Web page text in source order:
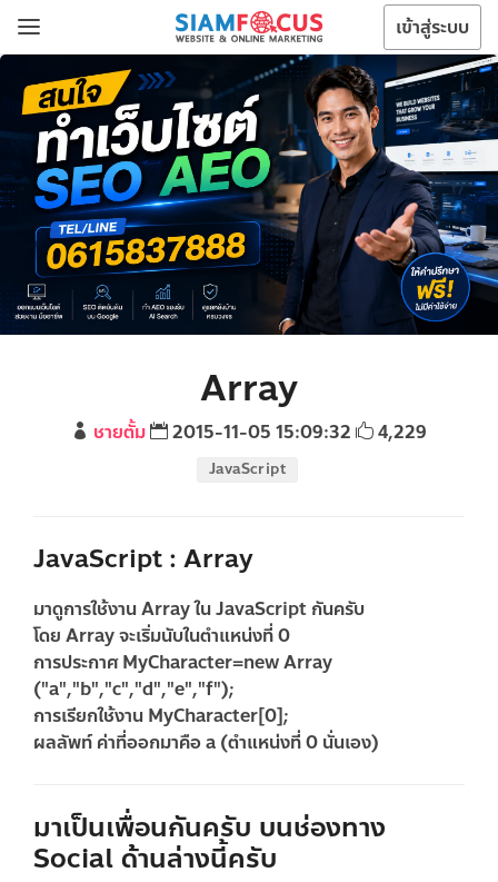
เข้าสู่ระบบ
Array
ชายตั้ม 2015-11-05 15:09:32 4,229
JavaScript
JavaScript : Array
มาดูการใช้งาน Array ใน JavaScript กันครับ
โดย Array จะเริ่มนับในตำแหน่งที่ 0
การประกาศMyCharacter=new Array
("a","b","c","d","e","f");
การเรียกใช้งาน MyCharacter[0];
ผลลัพท์ค่าที่ออกมาคือ a (ตำแหน่งที่ 0 นั่นเอง)
มาเป็นเพื่อนกันครับ บนช่องทาง
Social ด้านล่างนี้ครับ